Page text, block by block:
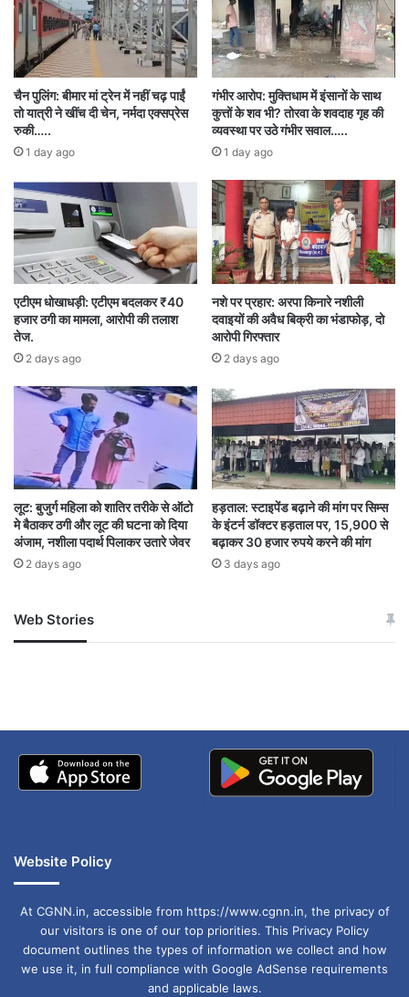
इस पूरे मामले की गहन जांच कर रही है और आने वाले दिनों
में और भी बड़े नाम सामने आ सकते हैं।
26 June ACB/EOW court
court appearance
EOW (Economic Offences Investigation
Branch)
interrogation Judicial Remand
Liquor scam Police remand
Vijay Bhatia
चैन पुलिंग: बीमार मां ट्रेन में नहीं चढ़ पाईं
तो यात्री ने खींच दी चेन, नर्मदा एक्सप्रेस
रुकी…..
1 day ago
गंभीर आरोप: मुक्तिधाम में इंसानों के साथ
कुत्तों के शव भी? तोरवा के शवदाह गृह की
व्यवस्था पर उठे गंभीर सवाल…..
1 day ago
एटीएम धोखाधड़ी: एटीएम बदलकर ₹40
हजार ठगी का मामला, आरोपी की तलाश
तेज.
2 days ago
नशे पर प्रहार: अरपा किनारे नशीली
दवाइयों की अवैध बिक्री का भंडाफोड़, दो
आरोपी गिरफ्तार
2 days ago
लूट: बुजुर्ग महिला को शातिर तरीके से ऑटो
मे बैठाकर ठगी और लूट की घटना को दिया
अंजाम, नशीला पदार्थ पिलाकर उतारे जेवर
2 days ago
हड़ताल: स्टाइपेंड बढ़ाने की मांग पर सिम्स
के इंटर्न डॉक्टर हड़ताल पर, 15,900 से
बढ़ाकर 30 हजार रुपये करने की मांग
3 days ago
Web Stories
जम्मू-कश्मीर में बारिश से
अपडेट
खाई में धक्का… आरोपियों ने
Website Policy
At CGNN.in, accessible from https://www.cgnn.in, the privacy of
our visitors is one of our top priorities. This Privacy Policy
document outlines the types of information we collect and how
we use it, in full compliance with Google AdSense requirements
and applicable laws.